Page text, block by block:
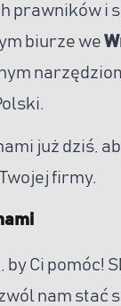
prawników i
biurze we
już dziś,
firmy.
Ci pomóc!
nam stać